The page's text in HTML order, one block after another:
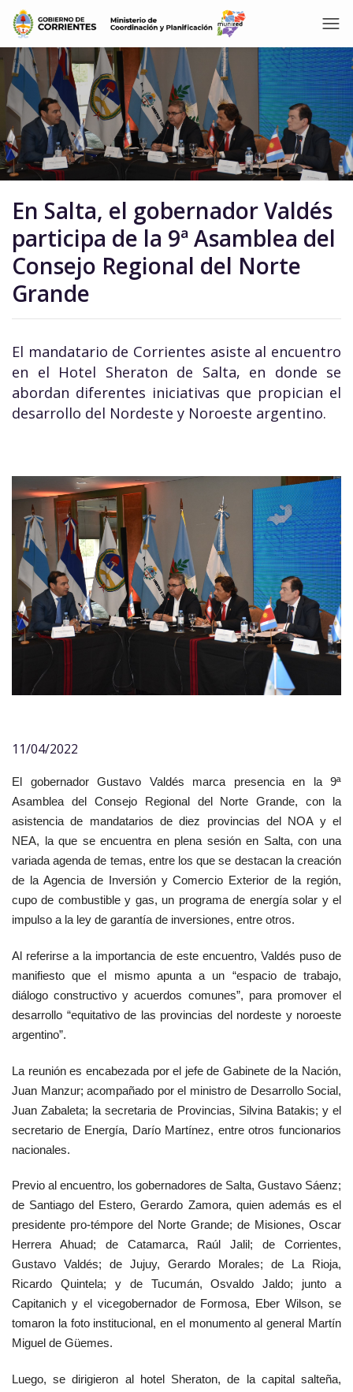
En Salta, el gobernador Valdés
participa de la 9ª Asamblea del
Consejo Regional del Norte
Grande
El mandatario de Corrientes asiste al encuentro
en el Hotel Sheraton de Salta, en donde se
abordan diferentes iniciativas que propician el
desarrollo del Nordeste y Noroeste argentino.
11/04/2022
El gobernador Gustavo Valdés marca presencia en la 9ª
Asamblea del Consejo Regional del Norte Grande, con la
asistencia de mandatarios de diez provincias del NOA y el
NEA, la que se encuentra en plena sesión en Salta, con una
variada agenda de temas, entre los que se destacan la creación
de la Agencia de Inversión y Comercio Exterior de la región,
cupo de combustible y gas, un programa de energía solar y el
impulso a la ley de garantía de inversiones, entre otros.
Al referirse a la importancia de este encuentro, Valdés puso de
manifiesto que el mismo apunta a un “espacio de trabajo,
diálogo constructivo y acuerdos comunes”, para promover el
desarrollo “equitativo de las provincias del nordeste y noroeste
argentino”.
La reunión es encabezada por el jefe de Gabinete de la Nación,
Juan Manzur; acompañado por el ministro de Desarrollo Social,
Juan Zabaleta; la secretaria de Provincias, Silvina Batakis; y el
secretario de Energía, Darío Martínez, entre otros funcionarios
nacionales.
Previo al encuentro, los gobernadores de Salta, Gustavo Sáenz;
de Santiago del Estero, Gerardo Zamora, quien además es el
presidente pro-témpore del Norte Grande; de Misiones, Oscar
Herrera Ahuad; de Catamarca, Raúl Jalil; de Corrientes,
Gustavo Valdés; de Jujuy, Gerardo Morales; de La Rioja,
Ricardo Quintela; y de Tucumán, Osvaldo Jaldo; junto a
Capitanich y el vicegobernador de Formosa, Eber Wilson, se
tomaron la foto institucional, en el monumento al general Martín
Miguel de Güemes.
Luego, se dirigieron al hotel Sheraton, de la capital salteña,